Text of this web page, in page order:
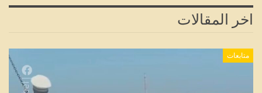
اخر المقالات
متابعات